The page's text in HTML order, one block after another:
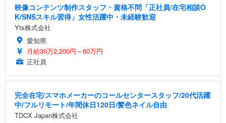
映像コンテンツ制作スタッフ・資格不問「正社員/在宅相談O
K/SNSスキル習得」女性活躍中・未経験歓迎
Yts株式会社
愛知県
月給30万2,200円～60万円
正社員
完全在宅/スマホメーカーのコールセンタースタッフ/20代活躍
中/フルリモート/年間休日120日/髪色ネイル自由
TDCX Japan株式会社